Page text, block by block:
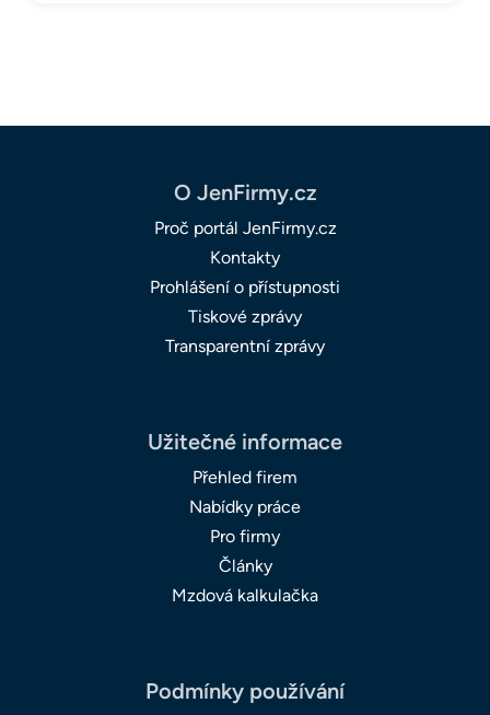
O JenFirmy.cz
Proč portál JenFirmy.cz
Kontakty
Prohlášení o přístupnosti
Tiskové zprávy
Transparentní zprávy
Užitečné informace
Přehled firem
Nabídky práce
Pro firmy
Články
Mzdová kalkulačka
Podmínky používání